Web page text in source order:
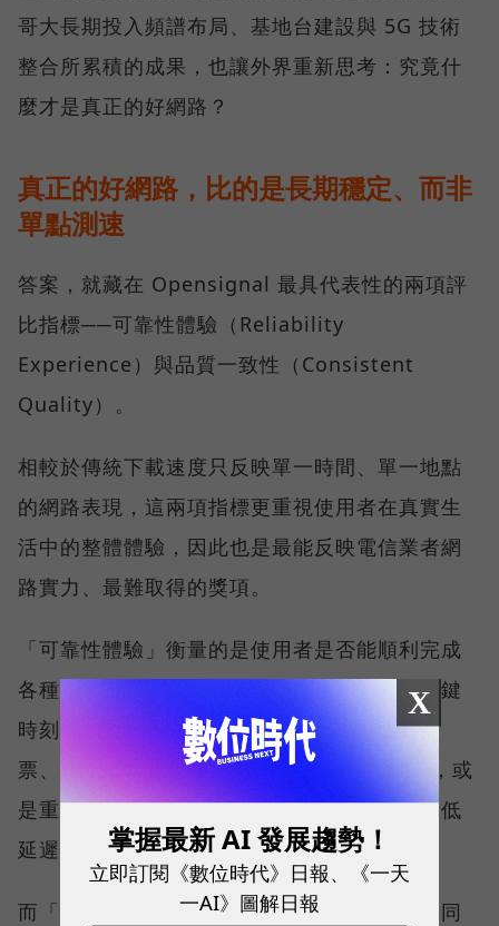
哥大長期投入頻譜布局、基地台建設與 5G 技術
整合所累積的成果，也讓外界重新思考：究竟什
麼才是真正的好網路？
真正的好網路，比的是長期穩定、而非
單點測速
答案，就藏在 Opensignal 最具代表性的兩項評
比指標──可靠性體驗（Reliability
Experience）與品質一致性（Consistent
Quality）。
相較於傳統下載速度只反映單一時間、單一地點
的網路表現，這兩項指標更重視使用者在真實生
活中的整體體驗，因此也是最能反映電信業者網
路實力、最難取得的獎項。
「可靠性體驗」衡量的是使用者是否能順利完成
各種數位應用，因此，考驗的是網路服務在關鍵
時刻不中斷的能力。例如，搶購熱門演唱會門
票、秒殺限量商品、超商結帳掃描 QR Code，或
是重要的線上會議，都需要網路能即時回應、低
延遲且持續運作。
而「品質一致性」則是衡量電信業者可否在不同
X
掌握最新 AI 發展趨勢！
立即訂閱《數位時代》日報、《一天
一AI》圖解日報